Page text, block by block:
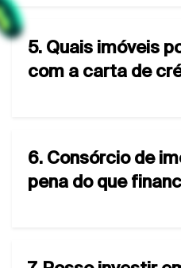
5. Quais imóveis
com a carta de
6. Consórcio de
pena do que